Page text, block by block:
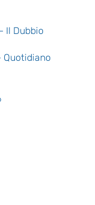
Il Dubbio
Quotidiano